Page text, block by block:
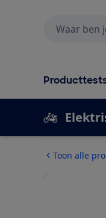
Toon alle